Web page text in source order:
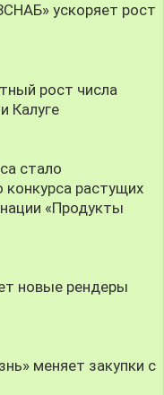
ускоряет рост
рост числа
Калуге
стало
конкурса растущих
«Продукты
новые рендеры
меняет закупки с